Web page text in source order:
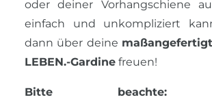
oder deiner Vorhangschiene
einfach und unkompliziert
dann über deine
LEBEN.-Gardine freuen!
Bitte beachte: